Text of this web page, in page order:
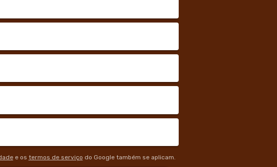
e os termos de serviço do Google também se aplicam.